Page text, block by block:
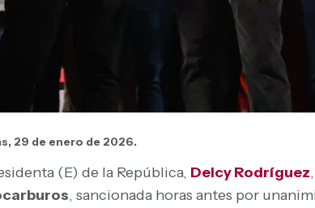
29 de enero de 2026.
(E) de la República, Delcy Rodríguez
, sancionada horas antes por